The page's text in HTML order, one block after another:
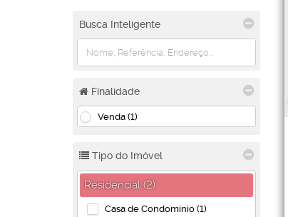
Busca Inteligente
Finalidade
Venda (1)
Tipo do Imóvel
Residencial (2)
Casa de Condomínio (1)